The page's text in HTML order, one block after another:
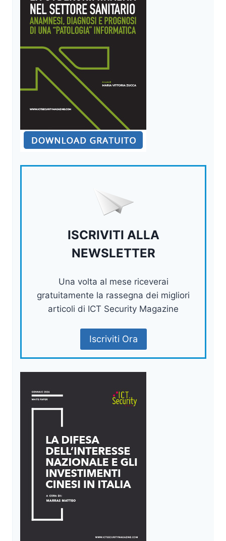
ISCRIVITI ALLA
NEWSLETTER
Una volta al mese riceverai
gratuitamente la rassegna dei migliori
articoli di ICT Security Magazine
Iscriviti Ora